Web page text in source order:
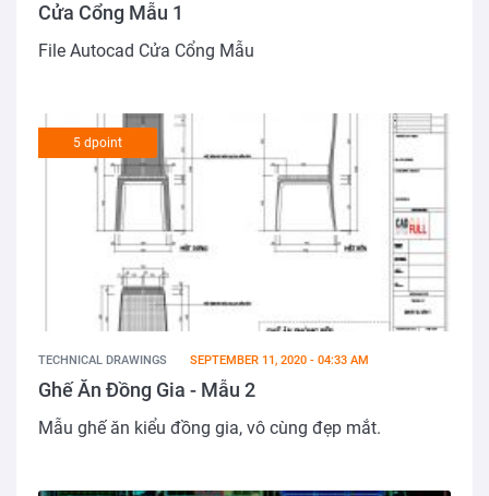
Cửa Cổng Mẫu 1
File Autocad Cửa Cổng Mẫu
5 dpoint
TECHNICAL DRAWINGS SEPTEMBER 11, 2020 - 04:33 AM
Ghế Ăn Đồng Gia - Mẫu 2
Mẫu ghế ăn kiểu đồng gia, vô cùng đẹp mắt.